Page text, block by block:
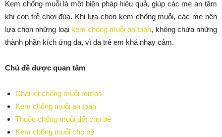
Kem chống muỗi là một biện pháp hiệu quả, giúp các mẹ an tâm
khi con trẻ chơi đùa. Khi lựa chọn kem chống muỗi, các mẹ nên
lựa chọn những loại kem chống muỗi an toàn, không chứa những
thành phần kích ứng da, vì da trẻ em khá nhạy cảm.
Chủ đề được quan tâm
Chai xịt chống muỗi remos
Kem chống muỗi an toàn
Thuốc chống muỗi đốt cho bé
Kem chống muỗi cho bé